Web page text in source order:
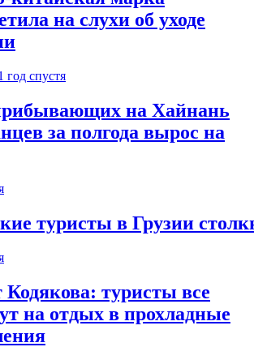
на слухи об уходе
год спустя
на Хайнань
за полгода вырос на
туристы в Грузии
Кодякова: туристы все
на отдых в прохладные